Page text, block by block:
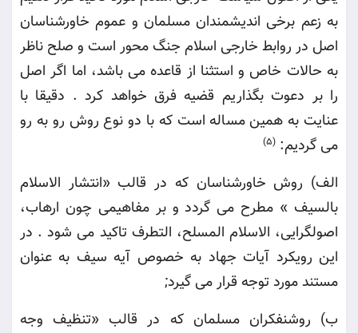
به زعم برخی اندیشمندان مسلمان و عموم خاورشناسان
اصل در روابط خارجی اسلام جنگ محور است و صلح ناظر
به حالات خاص و استثنا از قاعده می باشد، اما اگر اصل
را بر دعوت بگذاریم قضیه فرق خواهد کرد . دقیقا با
عنایت به همین مساله است که با دو نوع روش رو به رو
می گردیم:
(5)
الف) روش خاورشناسان که در قالب «انتشار الاسلام
بالسیف » مطرح می گردد و بر مفاهیمی چون ارهاب،
اصولگرایی، الاسلام المسلح، التطرف تاکید می شود . در
این رویکرد آیات جهاد به خصوص آیه سیف به عنوان
مستند مورد توجه قرار می گیرد;
ب) روشنفکران مسلمان که در قالب «تنظیف وجه